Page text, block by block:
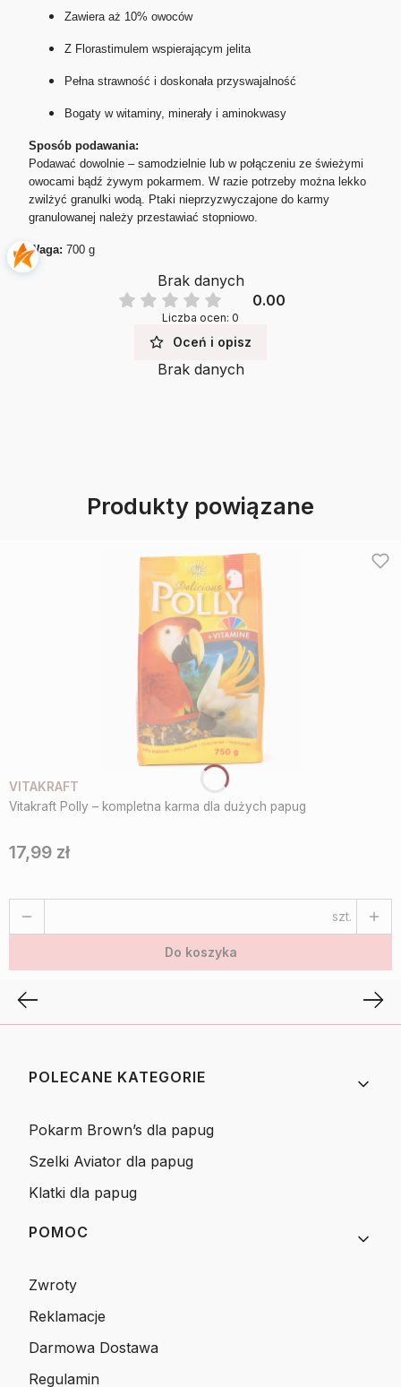
Zawiera aż 10% owoców
Z Florastimulem wspierającym jelita
Pełna strawność i doskonała przyswajalność
Bogaty w witaminy, minerały i aminokwasy
Sposób podawania:
Podawać dowolnie – samodzielnie lub w połączeniu ze świeżymi
owocami bądź żywym pokarmem. W razie potrzeby można lekko
zwilżyć granulki wodą. Ptaki nieprzyzwyczajone do karmy
granulowanej należy przestawiać stopniowo.
Waga: 700 g
Brak danych
0.00
Liczba ocen: 0
Oceń i opisz
Brak danych
Produkty powiązane
VITAKRAFT
Vitakraft Polly – kompletna karma dla dużych papug
Cena
17,99 zł
szt.
Do koszyka
Linki w stopce
POLECANE KATEGORIE
Pokarm Brown’s dla papug
Szelki Aviator dla papug
Klatki dla papug
POMOC
Zwroty
Reklamacje
Darmowa Dostawa
Regulamin